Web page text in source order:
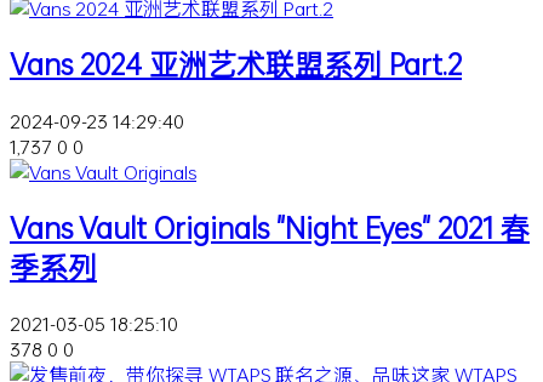
Vans 2024 亚洲艺术联盟系列 Part.2
2024-09-23 14:29:40
1,737 0 0
Vans Vault Originals "Night Eyes" 2021 春
季系列
2021-03-05 18:25:10
378 0 0